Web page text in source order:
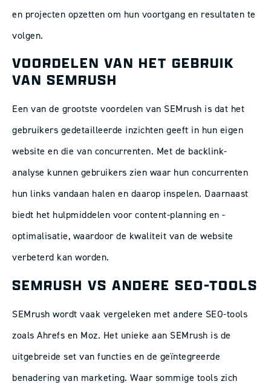
en projecten opzetten om hun voortgang en resultaten te
volgen.
VOORDELEN VAN HET GEBRUIK
VAN SEMRUSH
Een van de grootste voordelen van SEMrush is dat het
gebruikers gedetailleerde inzichten geeft in hun eigen
website en die van concurrenten. Met de backlink-
analyse kunnen gebruikers zien waar hun concurrenten
hun links vandaan halen en daarop inspelen. Daarnaast
biedt het hulpmiddelen voor content-planning en -
optimalisatie, waardoor de kwaliteit van de website
verbeterd kan worden.
SEMRUSH VS ANDERE SEO-TOOLS
SEMrush wordt vaak vergeleken met andere SEO-tools
zoals Ahrefs en Moz. Het unieke aan SEMrush is de
uitgebreide set van functies en de geïntegreerde
benadering van marketing. Waar sommige tools zich